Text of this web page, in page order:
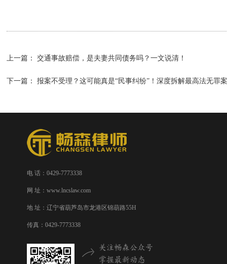
上一篇：交通事故赔偿，是夫妻共同债务吗？一文说清！
下一篇：报案不受理？这可能真是“民事纠纷”！深度拆解最高法无罪
电 话：0429-7773338
网 址：www.lncslaw.com
地 址：辽宁省葫芦岛市龙港区锦葫路55H
传真：0429-7773338